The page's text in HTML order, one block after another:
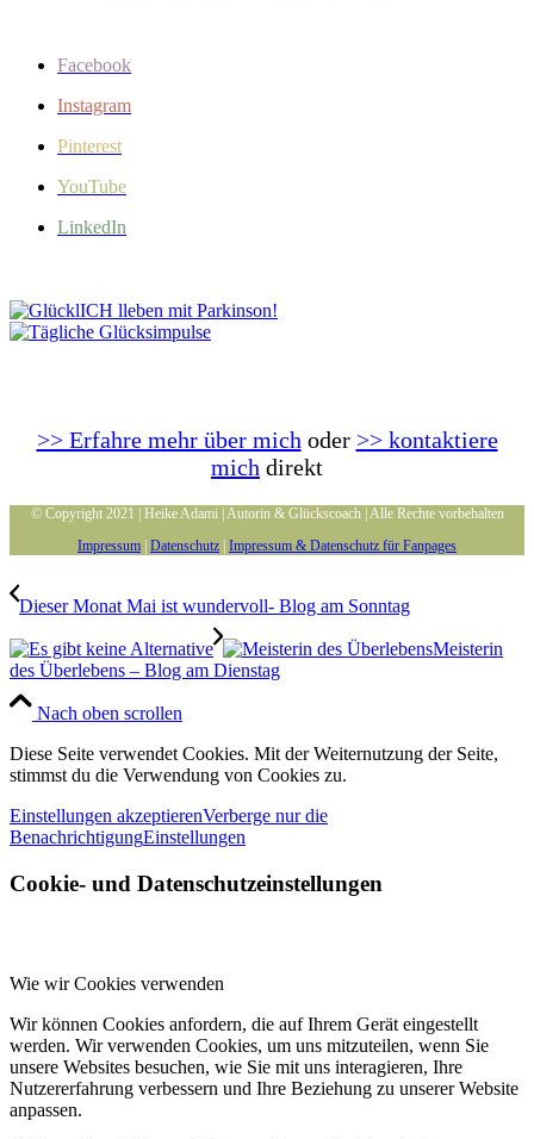
Facebook
Instagram
Pinterest
YouTube
LinkedIn
>> Erfahre mehr über mich oder >> kontaktiere
mich direkt
© Copyright 2021 | Heike Adami | Autorin & Glückscoach | Alle Rechte vorbehalten
Impressum | Datenschutz | Impressum & Datenschutz für Fanpages
Dieser Monat Mai ist wundervoll- Blog am Sonntag
Meisterin
des Überlebens – Blog am Dienstag
Nach oben scrollen
Diese Seite verwendet Cookies. Mit der Weiternutzung der Seite,
stimmst du die Verwendung von Cookies zu.
Einstellungen akzeptierenVerberge nur die
BenachrichtigungEinstellungen
Cookie- und Datenschutzeinstellungen
Wie wir Cookies verwenden
Wir können Cookies anfordern, die auf Ihrem Gerät eingestellt
werden. Wir verwenden Cookies, um uns mitzuteilen, wenn Sie
unsere Websites besuchen, wie Sie mit uns interagieren, Ihre
Nutzererfahrung verbessern und Ihre Beziehung zu unserer Website
anpassen.